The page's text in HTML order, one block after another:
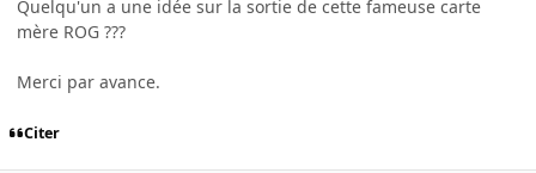
Quelqu'un a une idée sur la sortie de cette fameuse carte
mère ROG ???
Merci par avance.
Citer